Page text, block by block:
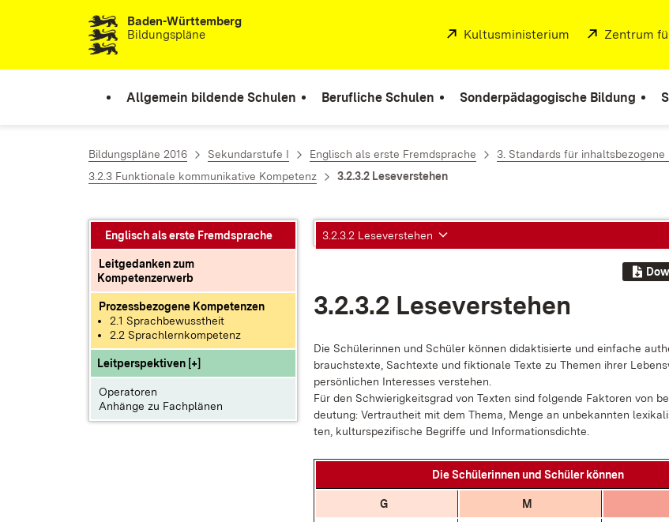
Zum Inhalt springenBaden-Württemberg
Bildungspläne
Extern:
Kultusministerium (Öffnet in
Extern:
Zentrum
Allgemein bildende Schulen Berufliche Schulen Sonderpädagogische Bildung
Bildungspläne 2016 Sekundarstufe I Englisch als erste Fremdsprache 3. Standards für inhaltsbezogene
3.2.3 Funktionale kommunikative Kompetenz
3.2.3.2 Leseverstehen
Englisch als erste Fremdsprache
Leitgedanken zum
Kompetenzerwerb
Prozessbezogene Kompetenzen
2.1 Sprachbewusstheit
2.2 Sprachlernkompetenz
Leitperspektiven [+]
Operatoren
Anhänge zu Fachplänen
3.2.3.2 Leseverstehen
3.2.3.2 Le­se­ver­ste­hen
Die Schü­le­rin­nen und Schü­ler kön­nen di­dak­ti­sier­te und ein­fa­che
brauchs­tex­te, Sach­t­ex­te und fik­tio­na­le Tex­te zu The­men ih­rer
per­sön­li­chen In­ter­es­ses ver­ste­hen.
Für den Schwie­rig­keits­grad von Tex­ten sind fol­gen­de Fak­to­ren von
deu­tung: Ver­traut­heit mit dem The­ma, Men­ge an un­be­kann­ten
ten, kul­tur­spe­zi­fi­sche Be­grif­fe und In­for­ma­ti­ons­dich­te.
Die Schü­le­rin­nen und Schü­ler kön­nen
G M